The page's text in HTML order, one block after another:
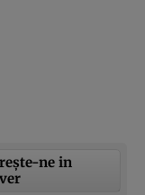
ne in